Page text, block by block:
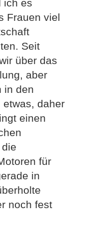
ich es
Frauen viel
Seit
über das
aber
in den
etwas, daher
einen
für
in
noch fest